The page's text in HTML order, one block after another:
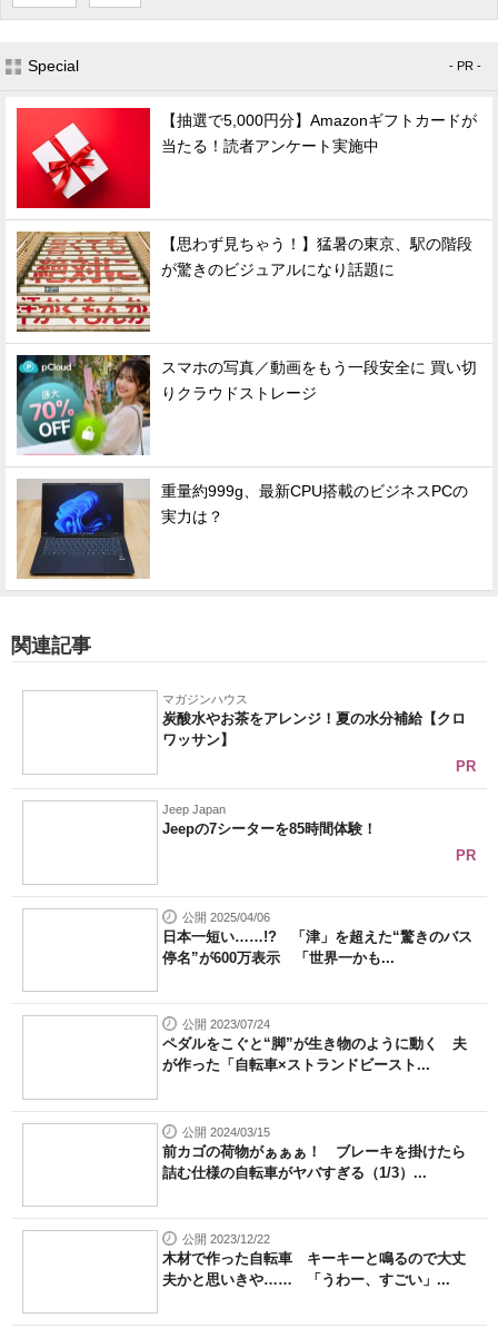
Special - PR -
【抽選で5,000円分】Amazonギフトカードが
当たる！読者アンケート実施中
【思わず見ちゃう！】猛暑の東京、駅の階段
が驚きのビジュアルになり話題に
スマホの写真／動画をもう一段安全に 買い切
りクラウドストレージ
重量約999g、最新CPU搭載のビジネスPCの
実力は？
関連記事
マガジンハウス
炭酸水やお茶をアレンジ！夏の水分補給【クロ
ワッサン】
PR
Jeep Japan
Jeepの7シーターを85時間体験！
PR
公開 2025/04/06
日本一短い……!? 「津」を超えた“驚きのバス
停名”が600万表示 「世界一かも...
公開 2023/07/24
ペダルをこぐと“脚”が生き物のように動く 夫
が作った「自転車×ストランドビースト...
公開 2024/03/15
前カゴの荷物がぁぁぁ！ ブレーキを掛けたら
詰む仕様の自転車がヤバすぎる（1/3）...
公開 2023/12/22
木材で作った自転車 キーキーと鳴るので大丈
夫かと思いきや…… 「うわー、すごい」...